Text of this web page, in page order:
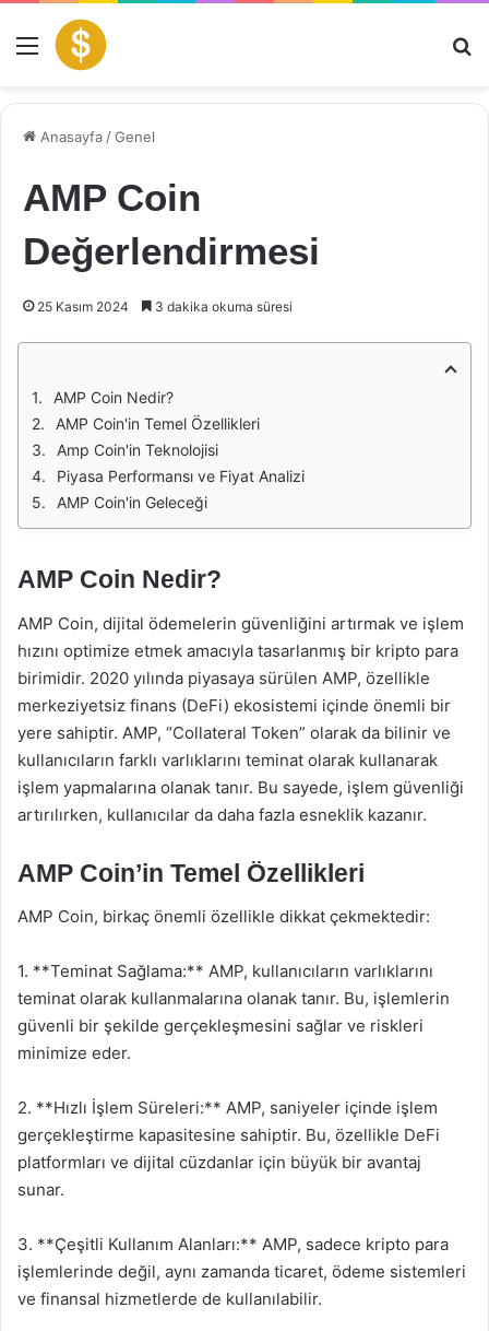
Menü
Anasayfa /Genel
AMP Coin
Değerlendirmesi
25 Kasım 2024 3 dakika okuma süresi
AMP Coin Nedir?
AMP Coin'in Temel Özellikleri
Amp Coin'in Teknolojisi
Piyasa Performansı ve Fiyat Analizi
AMP Coin'in Geleceği
AMP Coin Nedir?
AMP Coin, dijital ödemelerin güvenliğini artırmak ve işlem
hızını optimize etmek amacıyla tasarlanmış bir kripto para
birimidir. 2020 yılında piyasaya sürülen AMP, özellikle
merkeziyetsiz finans (DeFi) ekosistemi içinde önemli bir
yere sahiptir. AMP, “Collateral Token” olarak da bilinir ve
kullanıcıların farklı varlıklarını teminat olarak kullanarak
işlem yapmalarına olanak tanır. Bu sayede, işlem güvenliği
artırılırken, kullanıcılar da daha fazla esneklik kazanır.
AMP Coin’in Temel Özellikleri
AMP Coin, birkaç önemli özellikle dikkat çekmektedir:
1. **Teminat Sağlama:** AMP, kullanıcıların varlıklarını
teminat olarak kullanmalarına olanak tanır. Bu, işlemlerin
güvenli bir şekilde gerçekleşmesini sağlar ve riskleri
minimize eder.
2. **Hızlı İşlem Süreleri:** AMP, saniyeler içinde işlem
gerçekleştirme kapasitesine sahiptir. Bu, özellikle DeFi
platformları ve dijital cüzdanlar için büyük bir avantaj
sunar.
3. **Çeşitli Kullanım Alanları:** AMP, sadece kripto para
işlemlerinde değil, aynı zamanda ticaret, ödeme sistemleri
ve finansal hizmetlerde de kullanılabilir.